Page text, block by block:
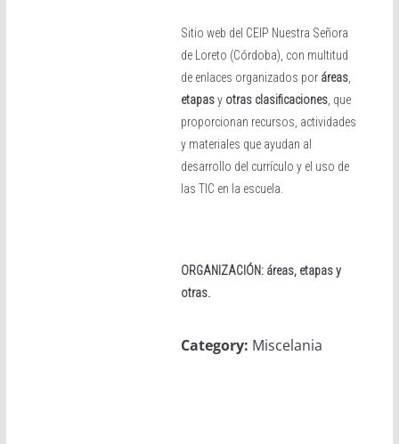
Sitio web del CEIP Nuestra Señora
de Loreto (Córdoba), con multitud
de enlaces organizados por áreas,
etapasy otras clasificaciones, que
proporcionan recursos, actividades
y materiales que ayudan al
desarrollo del currículo y el uso de
las TIC en la escuela.
ORGANIZACIÓN: áreas, etapas y
otras.
Category: Miscelania